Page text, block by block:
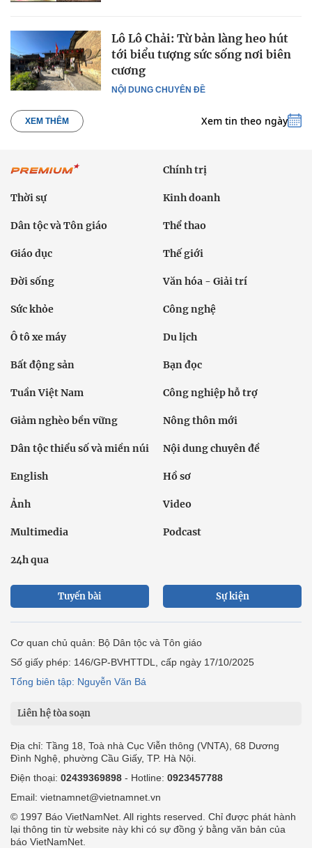
NỘI DUNG CHUYÊN ĐỀ
Lô Lô Chải: Từ bản làng heo hút
tới biểu tượng sức sống nơi biên
cương
XEM THÊM Xem tin theo ngày
Chính trị
Thời sự Kinh doanh
Dân tộc và Tôn giáo Thể thao
Giáo dục Thế giới
Đời sống Văn hóa - Giải trí
Sức khỏe Công nghệ
Ô tô xe máy Du lịch
Bất động sản Bạn đọc
Tuần Việt Nam Công nghiệp hỗ trợ
Giảm nghèo bền vững Nông thôn mới
Dân tộc thiểu số và miền núi Nội dung chuyên đề
English Hồ sơ
Ảnh Video
Multimedia Podcast
24h qua
Tuyến bài Sự kiện
Cơ quan chủ quản: Bộ Dân tộc và Tôn giáo
Số giấy phép: 146/GP-BVHTTDL, cấp ngày 17/10/2025
Tổng biên tập: Nguyễn Văn Bá
Liên hệ tòa soạn
Địa chỉ: Tầng 18, Toà nhà Cục Viễn thông (VNTA), 68 Dương
Đình Nghệ, phường Cầu Giấy, TP. Hà Nội.
Điện thoại: 02439369898 - Hotline: 0923457788
Email: vietnamnet@vietnamnet.vn
© 1997 Báo VietNamNet. All rights reserved. Chỉ được phát hành
lại thông tin từ website này khi có sự đồng ý bằng văn bản của
báo VietNamNet.